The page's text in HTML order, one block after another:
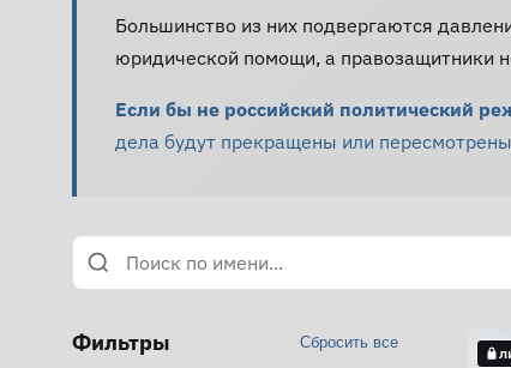
Большинство из них подвергаются
юридической помощи, а правозащитники
Если бы не российский политический
дела будут прекращены или
Фильтры Сбросить все